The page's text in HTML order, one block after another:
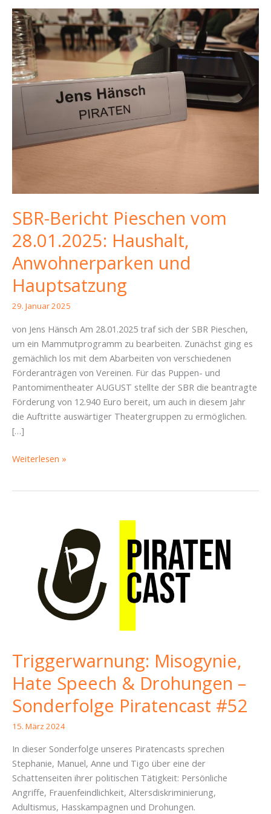
SBR-Bericht Pieschen vom
28.01.2025: Haushalt,
Anwohnerparken und
Hauptsatzung
29. Januar 2025
von Jens Hänsch Am 28.01.2025 traf sich der SBR Pieschen,
um ein Mammutprogramm zu bearbeiten. Zunächst ging es
gemächlich los mit dem Abarbeiten von verschiedenen
Förderanträgen von Vereinen. Für das Puppen- und
Pantomimentheater AUGUST stellte der SBR die beantragte
Förderung von 12.940 Euro bereit, um auch in diesem Jahr
die Auftritte auswärtiger Theatergruppen zu ermöglichen.
[…]
SBR-
Anwohnerparken
Hauptsatzung
Weiterlesen »
Triggerwarnung: Misogynie,
Hate Speech & Drohungen –
Sonderfolge Piratencast #52
15. März 2024
In dieser Sonderfolge unseres Piratencasts sprechen
Stephanie, Manuel, Anne und Tigo über eine der
Schattenseiten ihrer politischen Tätigkeit: Persönliche
Angriffe, Frauenfeindlichkeit, Altersdiskriminierung,
Adultismus, Hasskampagnen und Drohungen.